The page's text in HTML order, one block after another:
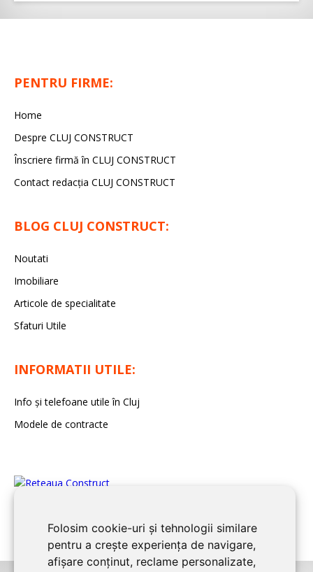
Folosim cookie-uri și tehnologii similare
pentru a crește experiența de navigare,
afișare conținut, reclame personalizate,
PENTRU FIRME:
Home
Despre CLUJ CONSTRUCT
Înscriere firmă în CLUJ CONSTRUCT
Contact redacția CLUJ CONSTRUCT
BLOG CLUJ CONSTRUCT:
Noutati
Imobiliare
Articole de specialitate
Sfaturi Utile
INFORMATII UTILE:
Info și telefoane utile în Cluj
Modele de contracte